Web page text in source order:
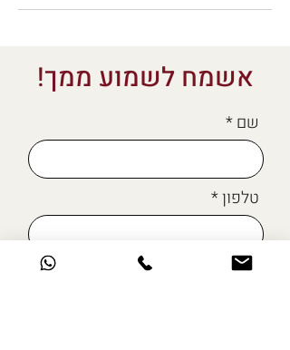
אשמח לשמוע ממך!
שם
טלפון
מייל